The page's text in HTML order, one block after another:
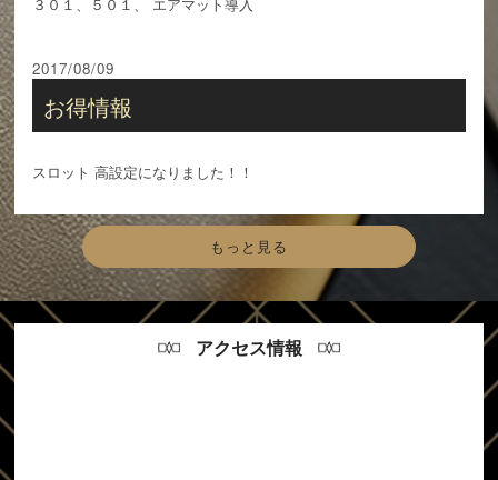
2017/08/09
お得情報
スロット 高設定になりました！！
もっと見る
アクセス情報